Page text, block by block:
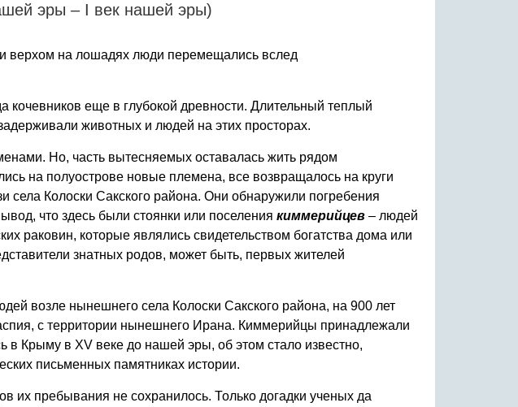
эры – Ι век нашей эры)
верхом на лошадях люди перемещались вслед
еще в глубокой древности. Длительный теплый
животных и людей на этих просторах.
Но, часть вытесняемых оставалась жить рядом
на полуострове новые племена, все возвращалось на круги
села Колоски Сакского района. Они обнаружили погребения
что здесь были стоянки или поселения киммерийцев – людей
раковин, которые являлись свидетельством богатства дома или
знатных родов, может быть, первых жителей
возле нынешнего села Колоски Сакского района, на 900 лет
с территории нынешнего Ирана. Киммерийцы принадлежали
Крыму в XV веке до нашей эры, об этом стало известно,
письменных памятниках истории.
их пребывания не сохранилось. Только догадки ученых да